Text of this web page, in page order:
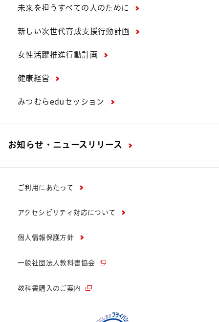
未来を担うすべての人のために
新しい次世代育成支援行動計画
女性活躍推進行動計画
健康経営
みつむらeduセッション
お知らせ・ニュースリリース
ご利用にあたって
アクセシビリティ対応について
個人情報保護方針
一般社団法人教科書協会
教科書購入のご案内